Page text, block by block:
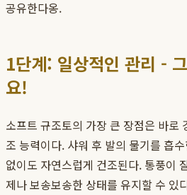
공유한다옹.
1단계: 일상적인 관리 -
요!
소프트 규조토의 가장 큰 장점은 바로
조 능력이다. 샤워 후 발의 물기를 흡
없이도 자연스럽게 건조된다. 통풍이
제나 보송보송한 상태를 유지할 수 있